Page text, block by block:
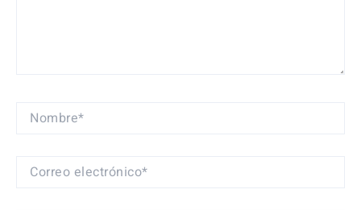
NOMBRE*
CORREO